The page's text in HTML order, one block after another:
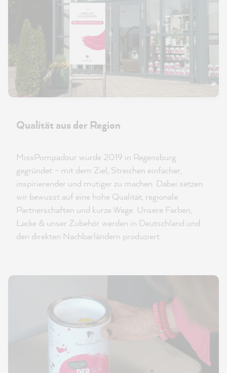
Qualität aus der Region
MissPompadour wurde 2019 in Regensburg
gegründet – mit dem Ziel, Streichen einfacher,
inspirierender und mutiger zu machen. Dabei setzen
wir bewusst auf eine hohe Qualität, regionale
Partnerschaften und kurze Wege: Unsere Farben,
Lacke & unser Zubehör werden in Deutschland und
den direkten Nachbarländern produziert.